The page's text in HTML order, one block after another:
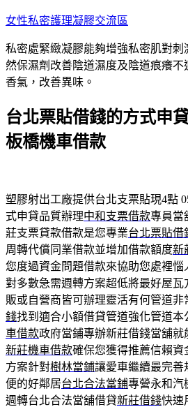
跳
主
要
內
女性私密護理凝膠交流區
私密處緊緻凝膠能夠增強私密肌對
然保濕劑改善陰道濕度及陰道痕癢
香氣，改善異味。
台北票貼借錢的方式申
板橋機車借款
塑膠射出工廠提供台北支票貼現4點
式申貸品質辦理中和支票借款專員當
莊支票貸款借款是您專業台北票貼借
周轉代償同業借款並增加借款額度新
您度過資金問題借款來協助您處裡惱
對多數急需週轉方案超低將最好屋瓦
販或自營商皆可辦理靈活有何管道非
錢找到適合小額借貸管道強化管道本
車借款政府當鋪專辦新莊借錢當舖
新莊機車借款確保您獲得推薦信賴資
方案針對樹林當鋪讓愛車繼續最完善
便的好鄰居台北合法當鋪專營永和汽
週轉台北合法當舖借貸新莊借錢快速